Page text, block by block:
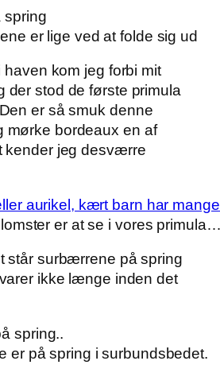
er lige ved at folde sig ud
haven kom jeg forbi mit
der stod de første primula
er så smuk denne
mørke bordeaux en af
kender jeg desværre
er at se i vores
står surbærrene på spring
ikke længe inden det
er på spring i surbundsbedet.